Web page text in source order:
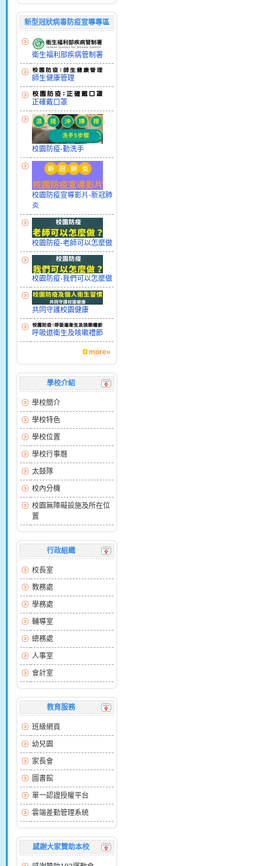
新型冠狀病毒防疫宣導專區
衛生福利部疾病管制署
師生健康管理
正確戴口罩
校園防疫-勤洗手
校園防疫宣導影片-新冠肺
炎
校園防疫-老師可以怎麼做
校園防疫-我們可以怎麼做
共同守護校園健康
呼吸道衛生及咳嗽禮節
more»
學校介紹
學校簡介
學校特色
學校位置
學校行事曆
太鼓隊
校內分機
校園無障礙設施及所在位
置
行政組織
校長室
教務處
學務處
輔導室
總務處
人事室
會計室
教育服務
班級網頁
幼兒園
家長會
圖書館
單一認證授權平台
雲端差勤管理系統
感謝大家贊助本校